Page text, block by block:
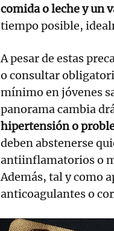
comida o leche y un
tiempo posible,
A pesar de estas
o consultar
mínimo en jóvenes
panorama cambia
hipertensión o
deben abstenerse
antiinflamatorios o
Además, tal y como
anticoagulantes o